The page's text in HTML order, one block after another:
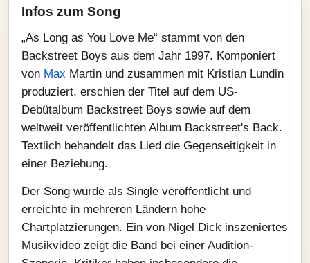
Infos zum Song
„As Long as You Love Me“ stammt von den
Backstreet Boys aus dem Jahr 1997. Komponiert
von Max Martin und zusammen mit Kristian Lundin
produziert, erschien der Titel auf dem US-
Debütalbum Backstreet Boys sowie auf dem
weltweit veröffentlichten Album Backstreet's Back.
Textlich behandelt das Lied die Gegenseitigkeit in
einer Beziehung.
Der Song wurde als Single veröffentlicht und
erreichte in mehreren Ländern hohe
Chartplatzierungen. Ein von Nigel Dick inszeniertes
Musikvideo zeigt die Band bei einer Audition-